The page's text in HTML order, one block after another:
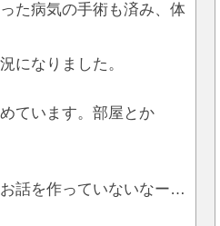
た病気の手術も済み、体
になりました。
ています。部屋とか
話を作っていないなー…